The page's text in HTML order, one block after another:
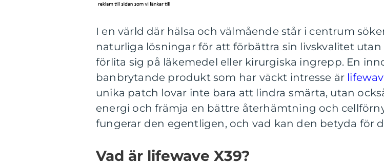
I en värld där hälsa och välmående står i centrum
naturliga lösningar för att förbättra sin livskvalitet utan
förlita sig på läkemedel eller kirurgiska ingrepp. En
banbrytande produkt som har väckt intresse är
unika patch lovar inte bara att lindra smärta, utan
energi och främja en bättre återhämtning och
fungerar den egentligen, och vad kan den betyda för
Vad är lifewave X39?